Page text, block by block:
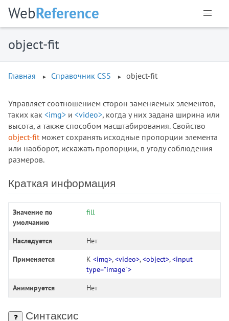
WebReference
object-fit
Главная Справочник CSS object-fit
Управляет соотношением сторон заменяемых элементов,
таких как <img> и <video>, когда у них задана ширина или
высота, а также способом масштабирования. Свойство
object-fit может сохранять исходные пропорции элемента
или наоборот, искажать пропорции, в угоду соблюдения
размеров.
Краткая информация
Значение по
умолчанию
fill
Наследуется
Нет
Применяется
К <img>,<video>,<object>,<input
type="image">
Анимируется
Нет
Синтаксис
animation
animation-delay
animation-duration
animation-fill-mode
animation-iteration-count
animation-play-state
animation-timing-function
appearance
aspect-ratio
backdrop-filter
background
background-attachment
background-blend-mode
background-clip
background-image
background-origin
background-position-x
background-position-y
background-repeat